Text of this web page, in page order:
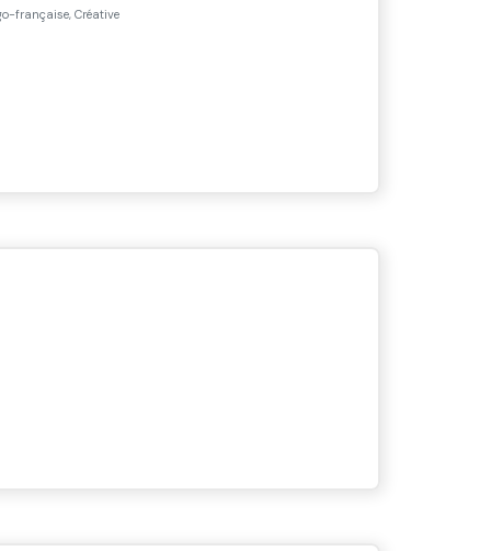
française, Créative